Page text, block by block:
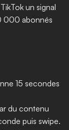
un signal
000 abonnés
15 secondes
du contenu
puis swipe.